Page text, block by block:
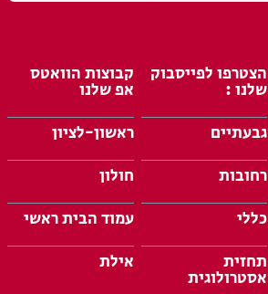
הצטרפו לפייסבוק
שלנו :
קבוצות הוואטס
אפ שלנו
גבעתיים
ראשון-לציון
רחובות
חולון
כללי
עמוד הבית ראשי
תחזית
אסטרולוגית
אילת